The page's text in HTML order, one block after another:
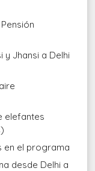
y Jhansi a Delhi
elefantes
en el programa
desde Delhi a